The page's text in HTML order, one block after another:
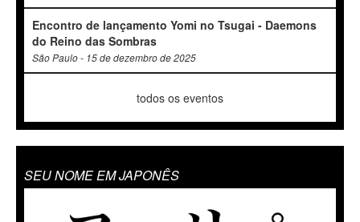
Encontro de lançamento Yomi no Tsugai - Daemons
do Reino das Sombras
São Paulo - 15 de dezembro de 2025
todos os eventos
SEU NOME EM JAPONÊS